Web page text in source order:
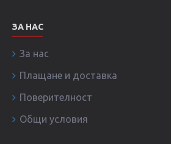
ЗА НАС
За нас
Плащане и доставка
Поверителност
Общи условия